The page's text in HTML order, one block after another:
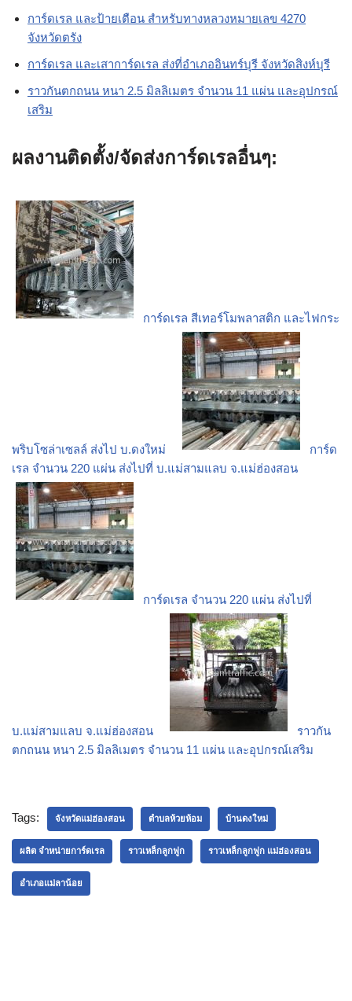
การ์ดเรล และป้ายเตือน สำหรับทางหลวงหมายเลข 4270
จังหวัดตรัง
การ์ดเรล และเสาการ์ดเรล ส่งที่อำเภออินทร์บุรี จังหวัดสิงห์บุรี
ราวกันตกถนน หนา 2.5 มิลลิเมตร จำนวน 11 แผ่น และอุปกรณ์
เสริม
ผลงานติดตั้ง/จัดส่งการ์ดเรลอื่นๆ:
การ์ดเรล สีเทอร์โมพลาสติก และไฟกระ
พริบโซล่าเซลล์ ส่งไป บ.ดงใหม่
การ์ด
เรล จำนวน 220 แผ่น ส่งไปที่ บ.แม่สามแลบ จ.แม่ฮ่องสอน
การ์ดเรล จำนวน 220 แผ่น ส่งไปที่
บ.แม่สามแลบ จ.แม่ฮ่องสอน
ราวกัน
ตกถนน หนา 2.5 มิลลิเมตร จำนวน 11 แผ่น และอุปกรณ์เสริม
Tags: จังหวัดแม่ฮ่องสอน ตำบลห้วยห้อม บ้านดงใหม่
ผลิต จำหน่ายการ์ดเรล ราวเหล็กลูกฟูก ราวเหล็กลูกฟูก แม่ฮ่องสอน
อำเภอแม่ลาน้อย